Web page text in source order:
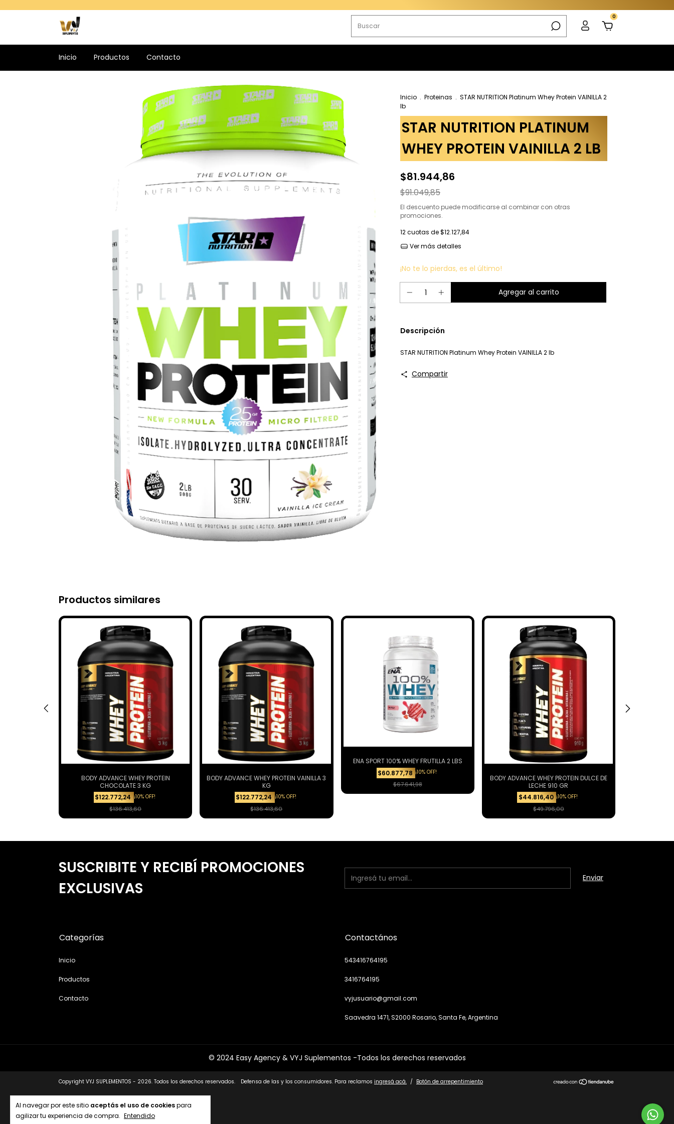
0
Inicio Productos Contacto
Al navegar por este sitio aceptás el uso de cookiespara
agilizar tu experiencia de compra. Entendido
Inicio . Proteinas . STAR NUTRITION Platinum Whey Protein VAINILLA 2
lb
STAR NUTRITION PLATINUM
WHEY PROTEIN VAINILLA 2 LB
$81.944,86
$91.049,85
El descuento puede modificarse al combinar con otras
promociones.
12cuotas de$12.127,84
Ver más detalles
¡No te lo pierdas, es el último!
Descripción
STAR NUTRITION Platinum Whey Protein VAINILLA 2 lb
Compartir
Productos similares
BODY ADVANCE WHEY PROTEIN
CHOCOLATE 3 KG
$122.772,24 ¡10% OFF!
$136.413,60
BODY ADVANCE WHEY PROTEIN VAINILLA 3
KG
$122.772,24 ¡10% OFF!
$136.413,60
ENA SPORT 100% WHEY FRUTILLA 2 LBS
$60.877,78 ¡10% OFF!
$67.641,98
BODY ADVANCE WHEY PROTEIN DULCE DE
LECHE 910 GR
$44.816,40 ¡10% OFF!
$49.796,00
SUSCRIBITE Y RECIBÍ PROMOCIONES
EXCLUSIVAS
Categorías
Inicio
Productos
Contacto
Contactános
543416764195
3416764195
vyjusuario@gmail.com
Saavedra 1471, S2000 Rosario, Santa Fe, Argentina
© 2024 Easy Agency & VYJ Suplementos -Todos los derechos reservados
Copyright VYJ SUPLEMENTOS - 2026. Todos los derechos reservados. Defensa de las y los consumidores. Para reclamos ingresá acá. / Botón de arrepentimiento